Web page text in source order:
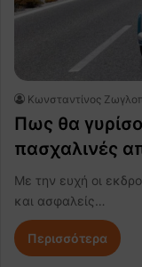
Κωνσταντίνος
Πως θα
πασχαλινές
Με την ευχή οι
και ασφαλείς…
Περισσότερα